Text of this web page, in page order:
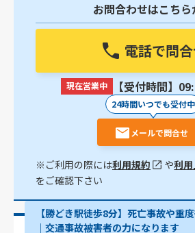
お問合わせはこちら
電話で問
現在営業中 【受付時間】
24時間いつでも受付中
メールで問合せ
※ご利用の際には利用規約 や利
をご確認下さい
【勝どき駅徒歩8分】死亡事故や重
｜交通事故被害者の力になります